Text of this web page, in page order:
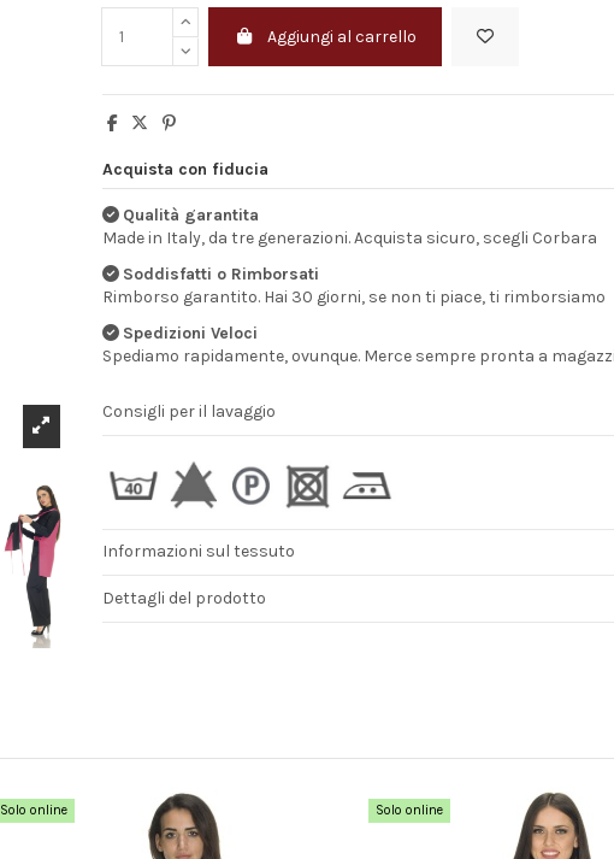
Aggiungi al carrello
Acquista con fiducia
Qualità garantita
Made in Italy, da tre generazioni. Acquista sicuro, scegli Corbara
Soddisfatti o Rimborsati
Rimborso garantito. Hai 30 giorni, se non ti piace, ti rimborsiamo
Spedizioni Veloci
Spediamo rapidamente, ovunque. Merce sempre pronta a
Consigli per il lavaggio
Informazioni sul tessuto
Dettagli del prodotto
Azienda seria e
prodotti
serietà
fare il proprio
Solo online Solo online